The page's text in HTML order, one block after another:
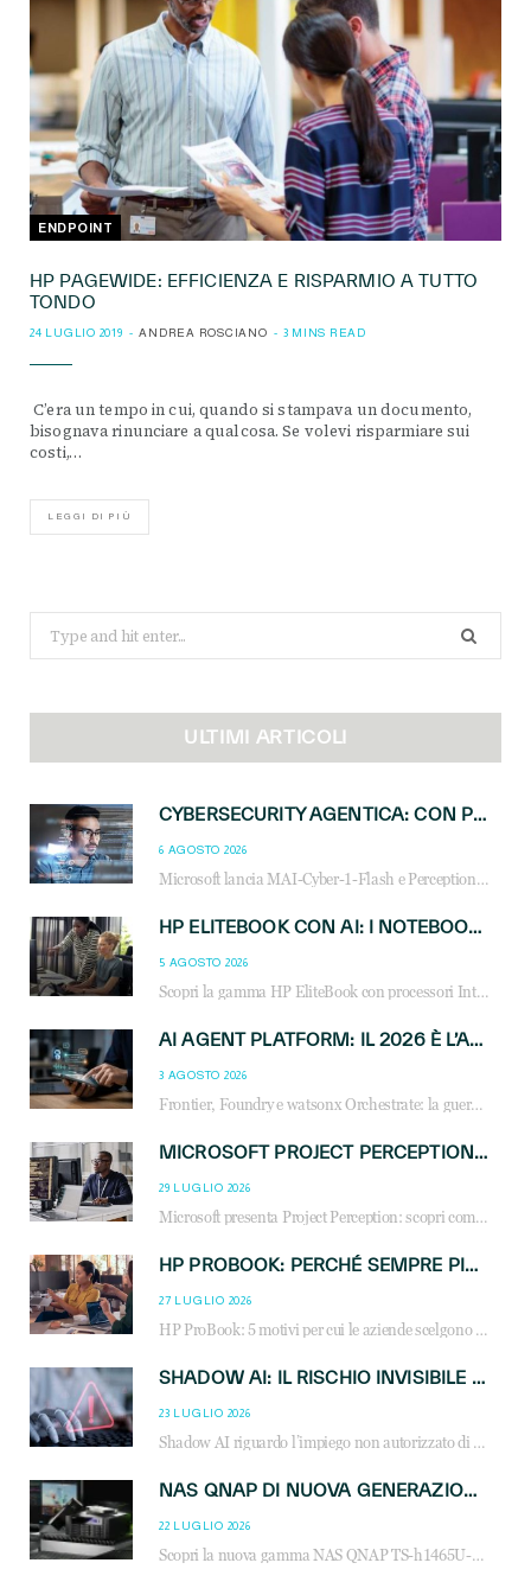
ENDPOINT
HP PAGEWIDE: EFFICIENZA E RISPARMIO A TUTTO
TONDO
24 LUGLIO 2019 ANDREA ROSCIANO 3 MINS READ
C’era un tempo in cui, quando si stampava un documento,
bisognava rinunciare a qualcosa. Se volevi risparmiare sui
costi,…
LEGGI DI PIÙ
for:
ULTIMI ARTICOLI
CYBERSECURITY AGENTICA: CON PERCEPTION E MAI-CYBER-1-FLASH MICROSOFT APRE NUOVI SERVIZI PER IL CANALE
6 AGOSTO 2026
Microsoft lancia MAI-Cyber-1-Flash e Perception: cybersecurity agentica in preview dal 3 novembre. Cosa cambia per MSP, system integrator e reseller.
HP ELITEBOOK CON AI: I NOTEBOOK BUSINESS INTELLIGENTI CHE TRASFORMANO PRODUTTIVITÀ, SICUREZZA E LAVORO IBRIDO
5 AGOSTO 2026
Scopri la gamma HP EliteBook con processori Intel® Core™ Ultra e AMD Ryzen™ AI. Notebook business progettati per aumentare la produttività, migliorare la collaborazione e garantire sicurezza avanzata in ufficio e in mobilità.
AI AGENT PLATFORM: IL 2026 È L’ANNO DEL «SISTEMA OPERATIVO» PER GLI AGENTI AZIENDALI
3 AGOSTO 2026
Frontier, Foundry e watsonx Orchestrate: la guerra delle piattaforme AI agent ridisegna il mercato IT. Cosa cambia per reseller, MSP e system integrator.
MICROSOFT PROJECT PERCEPTION: COME GLI AGENTI AI CAMBIERANNO SOC, CYBERSECURITY E SERVIZI MSP
29 LUGLIO 2026
Microsoft presenta Project Perception: scopri come gli agenti AI possono trasformare cybersecurity, SOC e servizi gestiti degli MSP.
HP PROBOOK: PERCHÉ SEMPRE PIÙ AZIENDE SCELGONO NOTEBOOK PROGETTATI PER IL LAVORO MODERNO
27 LUGLIO 2026
HP ProBook: 5 motivi per cui le aziende scelgono i notebook business HP per migliorare produttività, sicurezza e gestione dell’AI.
SHADOW AI: IL RISCHIO INVISIBILE CHE LE AZIENDE POSSONO GOVERNARE
23 LUGLIO 2026
Shadow AI riguardo l’impiego non autorizzato di sistemi AI all’interno dell’azienda. E’ una pratica che si diffonde a partire dai dipendenti fino ai dirigenti e mette a repentaglio la cybersecurity, con costi più elevati per le organizzazioni. Due recenti report illustrano il fenomeno e forniscono dati in merito
NAS QNAP DI NUOVA GENERAZIONE: PIÙ PRESTAZIONI, SCALABILITÀ E PROTEZIONE DEI DATI PER LE INFRASTRUTTURE IT MODERNE
22 LUGLIO 2026
Scopri la nuova gamma NAS QNAP TS-h1465U-RP, TS-h1065eU e TS-h665U: storage aziendale con ZFS, DDR5, E1.S NVMe e connettività 2.5GbE per backup, virtualizzazione e cybersecurity.